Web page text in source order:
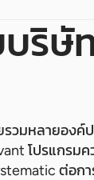
บริษั
วมหลายองค์
โปรแกร
ต่อก